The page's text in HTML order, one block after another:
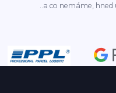
..a co nemáme,
Doprava